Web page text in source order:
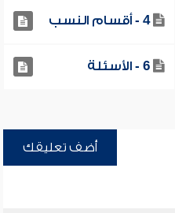
4 - أقسام النسب
6 - الأسئلة
أضف تعليقك